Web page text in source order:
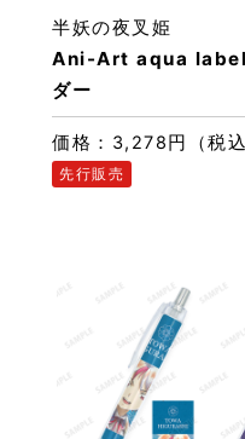
Ani-Art aqua label
ダー
半妖の夜叉姫
価格：3,278円（税込
先行販売